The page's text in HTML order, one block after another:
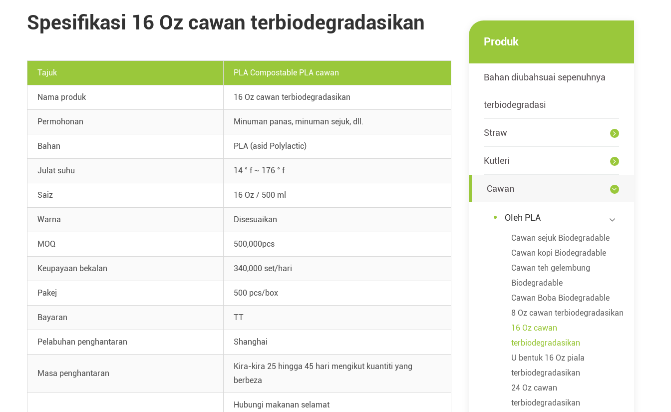
Spesifikasi 16 Oz cawan terbiodegradasikan
Tajuk PLA Compostable PLA cawan
Nama produk 16 Oz cawan terbiodegradasikan
Permohonan Minuman panas, minuman sejuk, dll.
Bahan PLA (asid Polylactic)
Julat suhu 14 ° f ~ 176 ° f
Saiz 16 Oz / 500 ml
Warna Disesuaikan
MOQ 500,000pcs
Keupayaan bekalan 340,000 set/hari
Pakej 500 pcs/box
Bayaran TT
Pelabuhan penghantaran Shanghai
Masa penghantaran
Kira-kira 25 hingga 45 hari mengikut kuantiti yang
berbeza
Hubungi makanan selamat
Produk
Bahan diubahsuai sepenuhnya
terbiodegradasi
Straw
Kutleri
Cawan
Oleh PLA
Cawan sejuk Biodegradable
Cawan kopi Biodegradable
Cawan teh gelembung
Biodegradable
Cawan Boba Biodegradable
8 Oz cawan terbiodegradasikan
16 Oz cawan
terbiodegradasikan
U bentuk 16 Oz piala
terbiodegradasikan
24 Oz cawan
terbiodegradasikan